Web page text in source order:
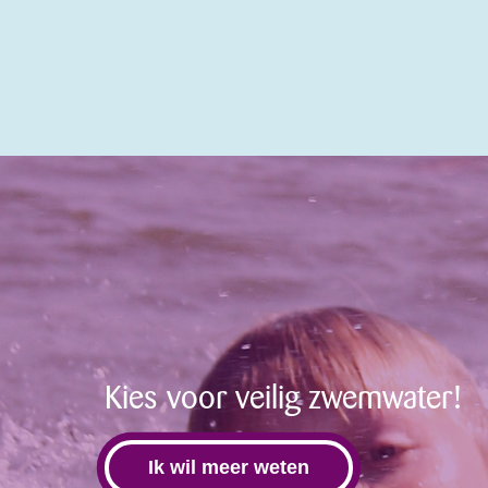
Kies voor veilig zwemwater!
Ik wil meer weten